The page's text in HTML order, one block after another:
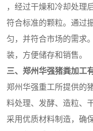
，经过干燥和冷却处理
符合标准的颗粒。通过
匀，并符合市场的需求
装，方便储存和销售。
三、郑州华强猪粪加工
郑州华强重工所提供的
料处理、发酵、造粒、
采用优质材料制造，确